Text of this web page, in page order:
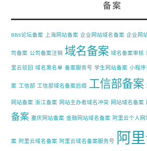
备案
BBS论坛备案 上海网站备案 企业网站域名备案 企业网
司备案 公司备案注销 域名备案 域名备案审核
里云驳回 域名黑名单 备案服务号 学生网站备案 小程序
案 工信部 工信部域名备案后缀 工信部备案
网站备案 浙江备案 网站主办者域名冲突 网站域名备案
备案 重庆网站备案 金融网站域名备案 阿里云个人网
案 阿里云域名备案 阿里云域名备案服务号 阿